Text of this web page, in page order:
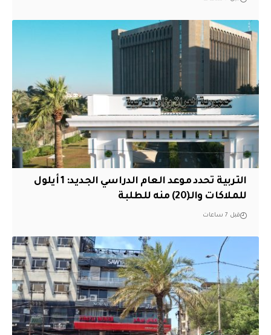
التربية تحدد موعد العام الدراسي الجديد: 1 أيلول
للملاكات والـ(20) منه للطلبة
قبل 7 ساعات